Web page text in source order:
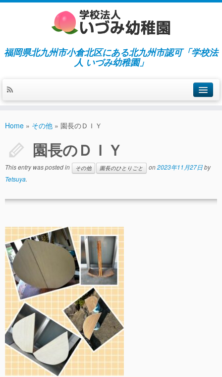
福岡県北九州市小倉北区にある北九州市認可「学校法
人 いづみ幼稚園」
施設紹介
指導／保育の内容
事故や怪我について
卒園児進路
お知らせ
給食日記
園生活ブログ
2歳児クラス(ももたろうクラブ)
募集概要(2歳児クラス)
保育料について
Home » その他 » 園長のＤＩＹ
園長のＤＩＹ
This entry was posted in その他 園長のひとりごと on2023年11月27日by
Tetsuya.